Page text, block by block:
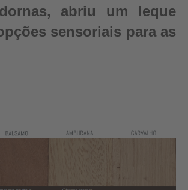
abriu um leque
sensoriais para as